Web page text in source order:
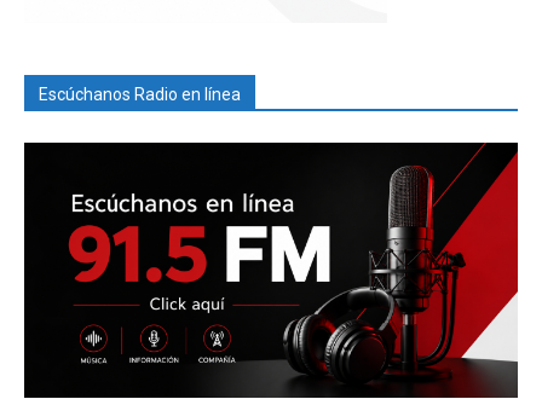
Escúchanos Radio en línea